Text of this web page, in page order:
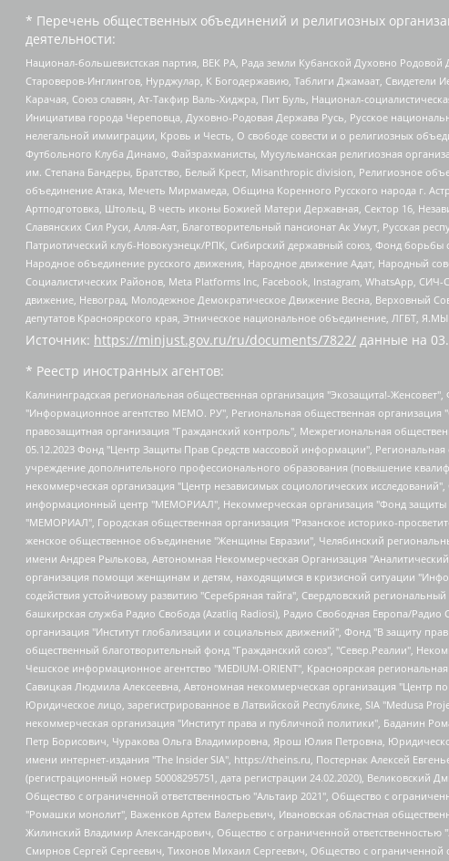
* Перечень общественных объединений и религиозных
деятельности:
Национал-большевистская партия, ВЕК РА, Рада земли Кубанской Духовно
Староверов-Инглингов, Нурджулар, К Богодержавию, Таблиги Джамаат, Свидетели
Карачая, Союз славян, Ат-Такфир Валь-Хиджра, Пит Буль, Национал-
Инициатива города Череповца, Духовно-Родовая Держава Русь, Русское
нелегальной иммиграции, Кровь и Честь, О свободе совести и о религиозных
Футбольного Клуба Динамо, Файзрахманисты, Мусульманская религиозная
им. Степана Бандеры, Братство, Белый Крест, Misanthropic division, Религиозное
объединение Атака, Мечеть Мирмамеда, Община Коренного Русского народа г.
Артподготовка, Штольц, В честь иконы Божией Матери Державная, Сектор 16,
Славянских Сил Руси, Алля-Аят, Благотворительный пансионат Ак Умут, Русская
Патриотический клуб-Новокузнецк/РПК, Сибирский державный союз, Фонд борьбы
Народное объединение русского движения, Народное движение Адат, Народный
Социалистических Районов, Meta Platforms Inc, Facebook, Instagram, WhatsApp,
движение, Невоград, Молодежное Демократическое Движение Весна, Верховный
депутатов Красноярского края, Этническое национальное объединение, ЛГБТ,
Источник: https://minjust.gov.ru/ru/documents/7822/ данные на
* Реестр иностранных агентов:
Калининградская региональная общественная организация "Экозащита!-Женсовет", Фонд содействия защите прав и свобод граждан "Общественный вердикт", Фонд "Институт Развития Свободы Информации", Частное учреждение "Информационное агентство МЕМО. РУ", Региональная общественная организация "Общественная комиссия по сохранению наследия академика Сахарова", Фонд поддержки свободы прессы, Санкт-Петербургская общественная правозащитная организация "Гражданский контроль", Межрегиональная общественная организация "Информационно-просветительский центр "Мемориал", Региональный Фонд "Центр Защиты Прав Средств Массовой Информации", с 05.12.2023 Фонд "Центр Защиты Прав Средств массовой информации", Региональная общественная благотворительная организация помощи беженцам и мигрантам "Гражданское содействие", Негосударственное образовательное учреждение дополнительного профессионального образования (повышение квалификации) специалистов "АКАДЕМИЯ ПО ПРАВАМ ЧЕЛОВЕКА", Свердловская региональная общественная организация "Сутяжник", Автономная некоммерческая организация "Центр независимых социологических исследований", Союз общественных объединений "Российский исследовательский центр по правам человека", Региональное общественное учреждение научно-информационный центр "МЕМОРИАЛ", Некоммерческая организация "Фонд защиты гласности", Автономная некоммерческая организация "Институт прав человека", Городская общественная организация "Екатеринбургское общество "МЕМОРИАЛ", Городская общественная организация "Рязанское историко-просветительское и правозащитное общество "Мемориал" (Рязанский Мемориал), Челябинский региональный орган общественной самодеятельности – женское общественное объединение "Женщины Евразии", Челябинский региональный орган общественной самодеятельности "Уральская правозащитная группа", Фонд содействия защите здоровья и социальной справедливости имени Андрея Рылькова, Автономная Некоммерческая Организация "Аналитический Центр Юрия Левады", Автономная некоммерческая организация социальной поддержки населения "Проект Апрель", Региональная общественная организация помощи женщинам и детям, находящимся в кризисной ситуации "Информационно-методический центр "Анна", Фонд содействия развитию массовых коммуникаций и правовому просвещению "Так-так-Так", Фонд содействия устойчивому развитию "Серебряная тайга", Свердловский региональный общественный фонд социальных проектов "Новое время", "Idel.Реалии", Кавказ.Реалии, Крым.Реалии, Телеканал Настоящее Время, Татаро-башкирская служба Радио Свобода (Azatliq Radiosi), Радио Свободная Европа/Радио Свобода (PCE/PC), "Сибирь.Реалии", "Фактограф", Благотворительный фонд помощи осужденным и их семьям, Автономная некоммерческая организация "Институт глобализации и социальных движений", Фонд "В защиту прав заключенных", Частное учреждение "Центр поддержки и содействия развитию средств массовой информации", Пензенский региональный общественный благотворительный фонд "Гражданский союз", "Север.Реалии", Некоммерческая организация Фонд "Правовая инициатива", Общество с ограниченной ответственностью "Радио Свободная Европа/Радио Свобода", Чешское информационное агентство "MEDIUM-ORIENT", Красноярская региональная общественная организация "Мы против СПИДа", Камалягин Денис Николаевич, Маркелов Сергей Евгеньевич, Пономарев Лев Александрович, Савицкая Людмила Алексеевна, Автономная некоммерческая организация "Центр по работе с проблемой насилия "НАСИЛИЮ.НЕТ", Межрегиональный профессиональный союз работников здравоохранения "Альянс врачей", Юридическое лицо, зарегистрированное в Латвийской Республике, SIA